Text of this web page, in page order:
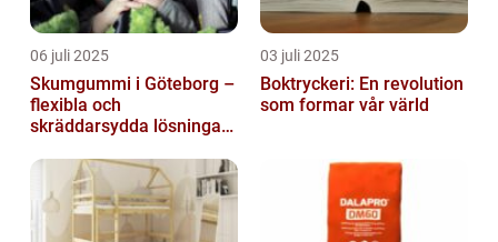
06 juli 2025
Skumgummi i Göteborg –
flexibla och
skräddarsydda lösningar
03 juli 2025
Boktryckeri: En revolution
som formar vår värld